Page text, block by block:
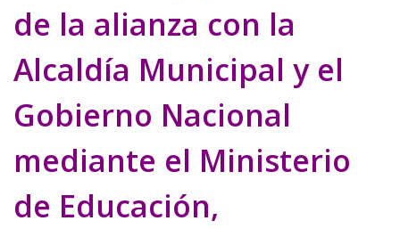
de la alianza con la
Alcaldía Municipal y el
Gobierno Nacional
mediante el Ministerio
de Educación,